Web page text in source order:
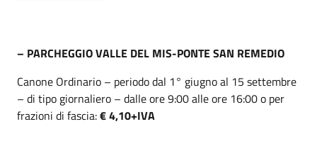
– PARCHEGGIO VALLE DEL MIS-PONTE SAN REMEDIO
Canone Ordinario – periodo dal 1° giugno al 15 settembre
– di tipo giornaliero – dalle ore 9:00 alle ore 16:00 o per
frazioni di fascia:€ 4,10+IVA